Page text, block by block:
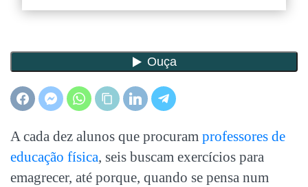
A cada dez alunos que procuram professores de
educação física, seis buscam exercícios para
emagrecer, até porque, quando se pensa num